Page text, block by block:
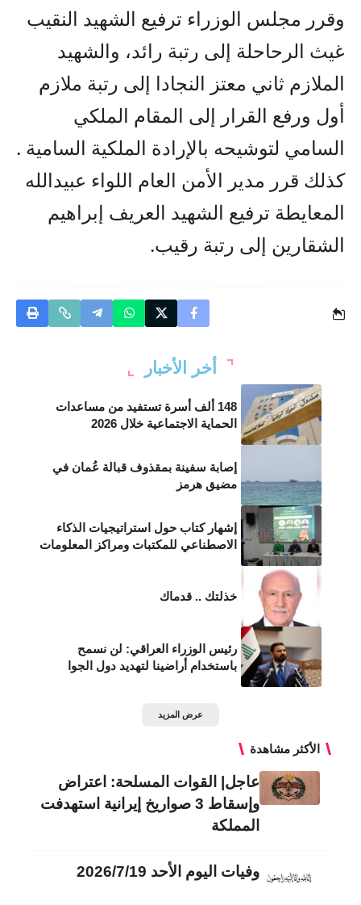
وقرر مجلس الوزراء ترفيع الشهيد النقيب
غيث الرحاحلة إلى رتبة رائد، والشهيد
الملازم ثاني معتز النجادا إلى رتبة ملازم
أول ورفع القرار إلى المقام الملكي
السامي لتوشيحه بالإرادة الملكية السامية .
كذلك قرر مدير الأمن العام اللواء عبيدالله
المعايطة ترفيع الشهيد العريف إبراهيم
الشقارين إلى رتبة رقيب.
أخر الأخبار
148 ألف أسرة تستفيد من مساعدات
الحماية الاجتماعية خلال 2026
إصابة سفينة بمقذوف قبالة عُمان في
مضيق هرمز
إشهار كتاب حول استراتيجيات الذكاء
الاصطناعي للمكتبات ومراكز المعلومات
خذلتك .. قدماك
رئيس الوزراء العراقي: لن نسمح
باستخدام أراضينا لتهديد دول الجوا
عرض المزيد
الأكثر مشاهدة
عاجل| القوات المسلحة: اعتراض
وإسقاط 3 صواريخ إيرانية استهدفت
المملكة
وفيات اليوم الأحد 2026/7/19